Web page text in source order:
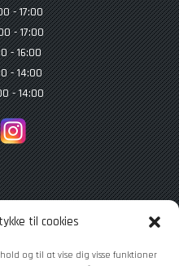
til cookies
og til at vise dig visse funktioner
- 17:00
- 17:00
- 16:00
- 14:00
- 14:00